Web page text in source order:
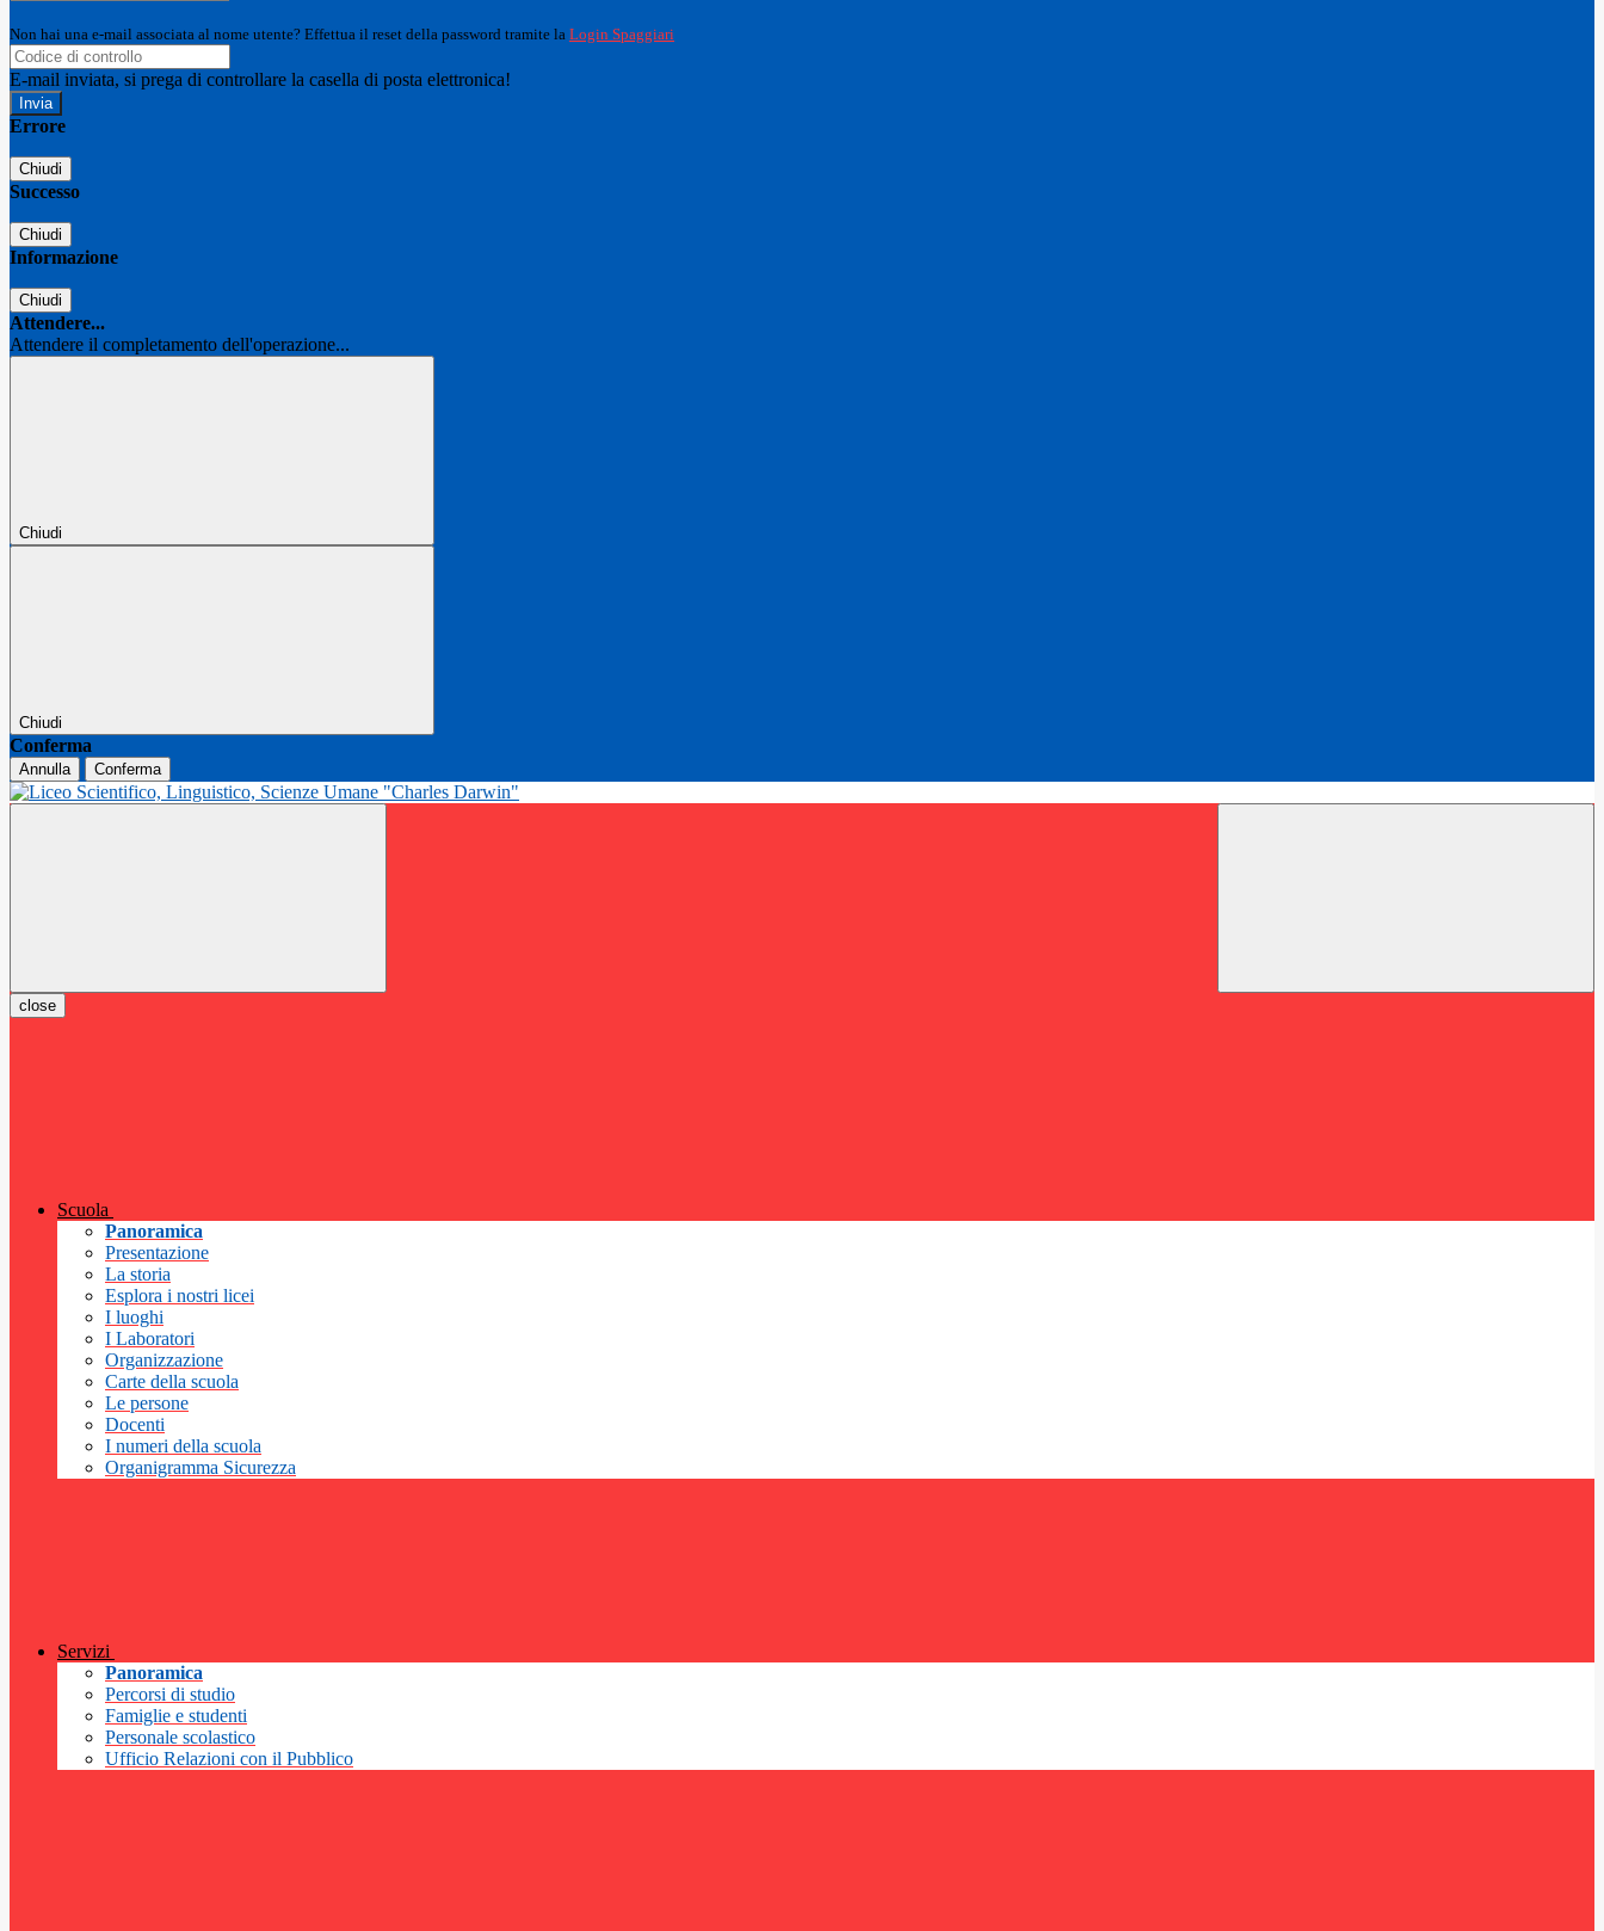
Non hai una e-mail associata al nome utente? Effettua il reset della password tramite la Login Spaggiari
E-mail inviata, si prega di controllare la casella di posta elettronica!
Errore
Chiudi
Successo
Chiudi
Informazione
Chiudi
Attendere...
Attendere il completamento dell'operazione...
Chiudi
Chiudi
Conferma
Annulla Conferma
close
Scuola
Panoramica
Presentazione
La storia
Esplora i nostri licei
I luoghi
I Laboratori
Organizzazione
Carte della scuola
Le persone
Docenti
I numeri della scuola
Organigramma Sicurezza
Servizi
Panoramica
Percorsi di studio
Famiglie e studenti
Personale scolastico
Ufficio Relazioni con il Pubblico